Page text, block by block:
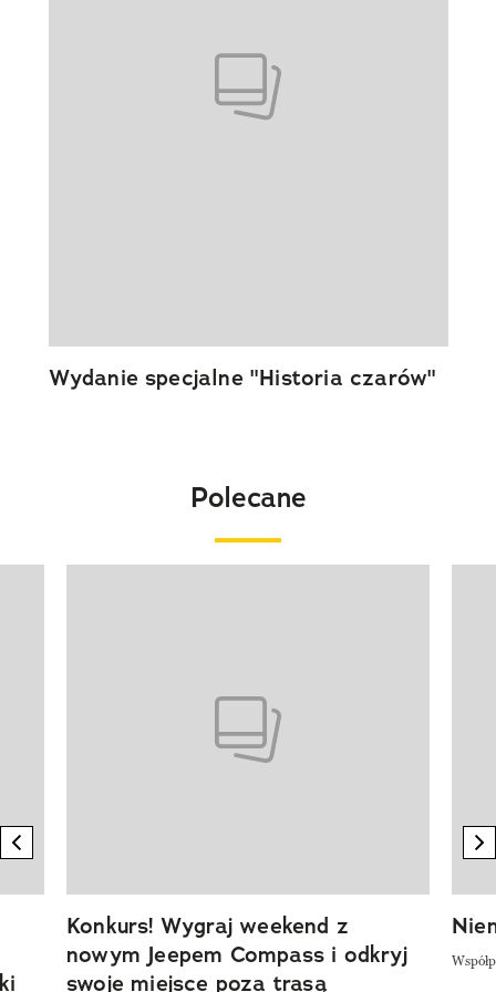
Wydanie specjalne "Historia czarów"
Polecane
previous element
Konkurs! Wygraj weekend z
nowym Jeepem Compass i odkryj
swoje miejsce poza trasą